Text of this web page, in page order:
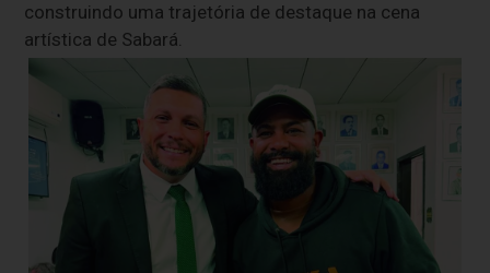
construindo uma trajetória de destaque na cena
artística de Sabará.